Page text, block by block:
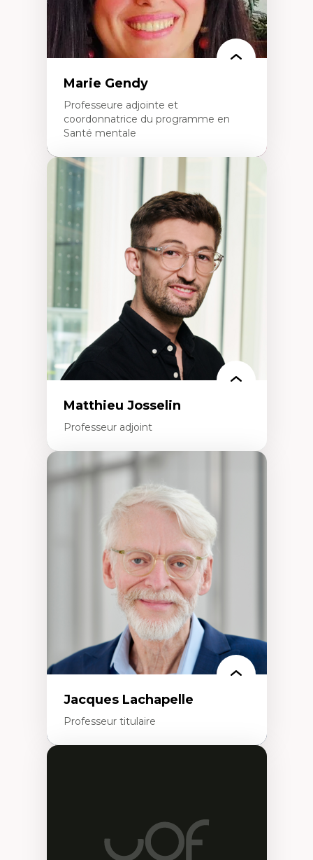
Marie Gendy
Professeure adjointe et
coordonnatrice du programme en
Santé mentale
Expertises
Neuropsychiatrie et neurosciences
Direction d'essais cliniques
Analyse des politiques et pratiques en santé
mentale
Développement de protocoles d'essais
cliniques
Collaboration interfonctionnelle
Leadership en recherche clinique
Développement de cadres politiques
Collaboration avec des entreprises
pharmaceutiques
Rédaction de publications et de rapports
politiques
Enseignement et mentorat
Matthieu Josselin
Professeur adjoint
Expertises
Ethnographie critique des environnements
d’apprentissage des étudiant.e.s
Approche transdisciplinaire des
compétences socioaffectives et
interculturelles
Didactique des langues secondes et
compétence pragmatique
Andragogie
Méthodologies de recherche qualitative
Jacques Lachapelle
Professeur titulaire
l'environnement bâti
Conception de projet en milieu existant
Analyse critique en architecture et
enseignement du design architectural et